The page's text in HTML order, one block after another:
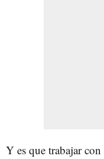
Y es que trabajar